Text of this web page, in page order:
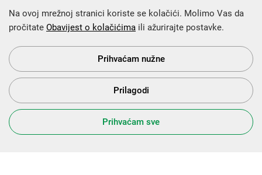
Krajnji primatelj financijskog instrumenta sufinanciranog iz
Europskog fonda za regionalni razvoj u sklopu Operativnog
programa „Konkurentnost i kohezija”.
s Vama od 2014. godine!
Na ovoj mrežnoj stranici koriste se kolačići. Molimo Vas da
pročitate Obavijest o kolačićima ili ažurirajte postavke.
Prihvaćam nužne
Prilagodi
Prihvaćam sve